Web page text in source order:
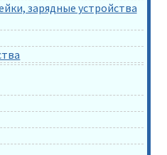
зарядные устройства